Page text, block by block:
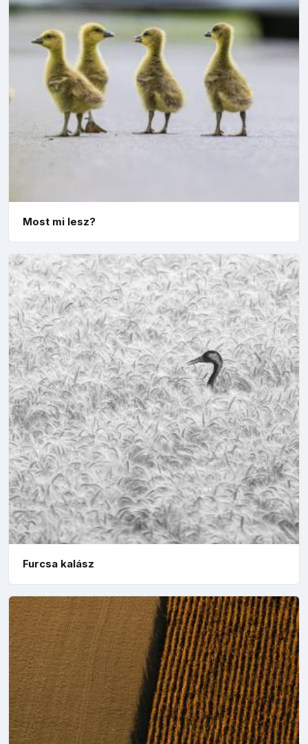
Most mi lesz?
Furcsa kalász